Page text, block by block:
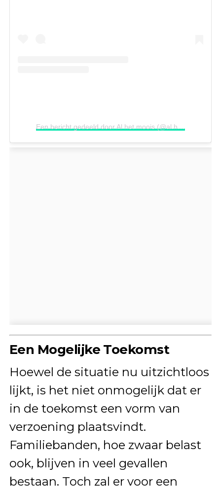
Een bericht gedeeld door Al het moois (@al.het.moois)
Een Mogelijke Toekomst
Hoewel de situatie nu uitzichtloos
lijkt, is het niet onmogelijk dat er
in de toekomst een vorm van
verzoening plaatsvindt.
Familiebanden, hoe zwaar belast
ook, blijven in veel gevallen
bestaan. Toch zal er voor een